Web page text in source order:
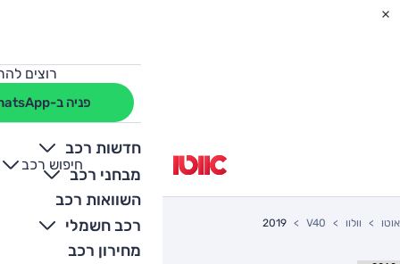
רוצים
פניה ב-WhatsApp
חדשות רכב
מבחני רכב
השוואות רכב
רכב חשמלי
מחירון רכב
חיפוש רכב
+
-
אוטו וולוו V40
2019